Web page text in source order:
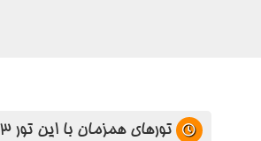
تورهای همزمان با این تور 1405/02/23